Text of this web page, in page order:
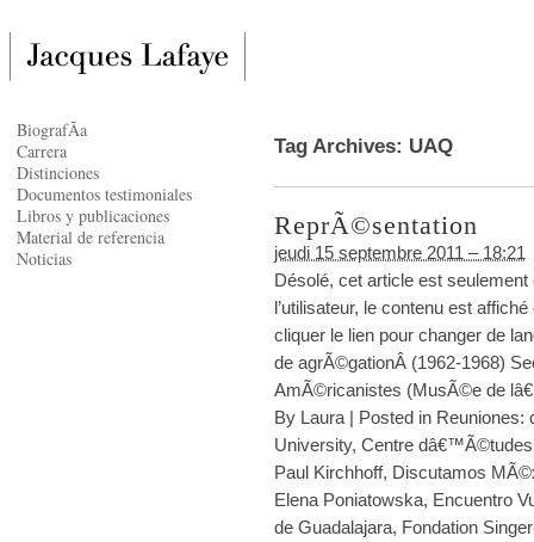
Tag Archives: UAQ
ReprÃ©sentation
jeudi 15 septembre 2011 – 18:21
Désolé, cet article est
l’utilisateur, le contenu est
cliquer le lien pour changer de
de agrÃ©gationÂ (1962-1968)
AmÃ©ricanistes (MusÃ©e de
By Laura | Posted in Reuniones:
University, Centre
Paul Kirchhoff, Discutamos
Elena Poniatowska, Encuentro
de Guadalajara, Fondation
BiografÃ­a
Carrera
Distinciones
Documentos testimoniales
Libros y publicaciones
Material de referencia
Noticias